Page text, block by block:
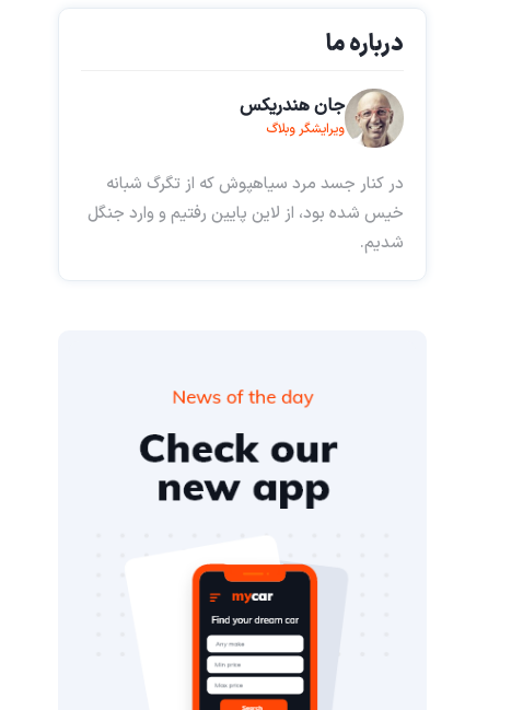
درباره ما
جان هندریکس
ویرایشگر وبلاگ
در کنار جسد مرد سیاهپوش که از تگرگ شبانه
خیس شده بود، از لاین پایین رفتیم و وارد جنگل
شدیم.